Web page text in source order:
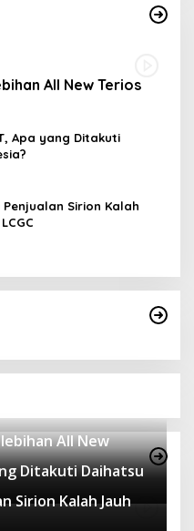
All New Terios
Apa yang Ditakuti
Sirion Kalah
All New
Ditakuti Daihatsu
Sirion Kalah Jauh